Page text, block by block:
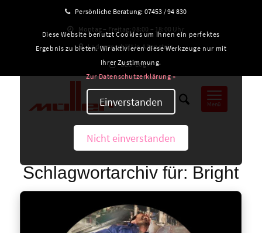
Persönliche Beratung: 07453 / 94 830
Montag – Freitag: 08:00 – 18:00 Uhr
Ladengeschäft in Altensteig
B2B-Login
Menü
Schlagwortarchiv für: Bright
Diese Website benutzt Cookies um Ihnen ein perfektes
Ergebnis zu bieten. Wir aktivieren diese Werkzeuge nur mit
Ihrer Zustimmung.
Zur Datenschutzerklärung »
Einverstanden
Nicht einverstanden